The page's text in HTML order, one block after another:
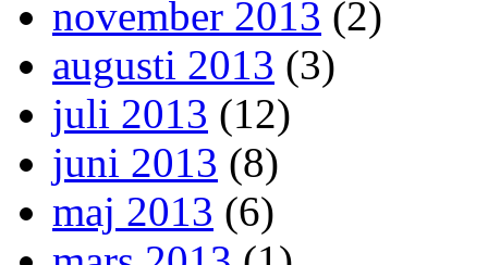
november 2013 (2)
augusti 2013 (3)
juli 2013 (12)
juni 2013 (8)
maj 2013 (6)